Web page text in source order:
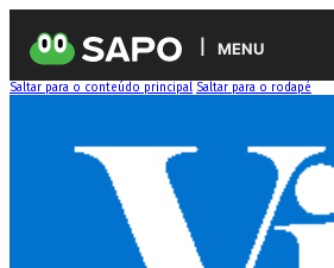
MENU
Saltar para o conteúdo principal Saltar para o rodapé